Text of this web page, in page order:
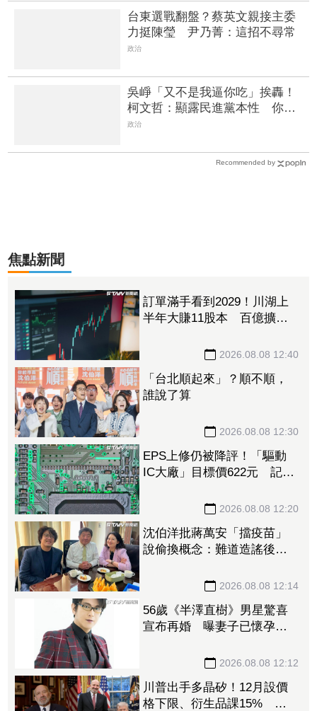
台東選戰翻盤？蔡英文親接主委
力挺陳瑩 尹乃菁：這招不尋常
政治
吳崢「又不是我逼你吃」挨轟！
柯文哲：顯露民進黨本性 你有
覺得奇怪？
政治
Recommended by
焦點新聞
訂單滿手看到2029！川湖上
半年大賺11股本 百億擴產
2026.08.08 12:40
「台北順起來」？順不順，
誰說了算
2026.08.08 12:30
EPS上修仍被降評！「驅動
IC大廠」目標價622元 記憶
2026.08.08 12:20
沈伯洋批蔣萬安「擋疫苗」
說偷換概念：難道造謠後不
2026.08.08 12:14
56歲《半澤直樹》男星驚喜
宣布再婚 曝妻子已懷孕將
2026.08.08 12:12
川普出手多晶矽！12月設價
格下限、衍生品課15% 盧